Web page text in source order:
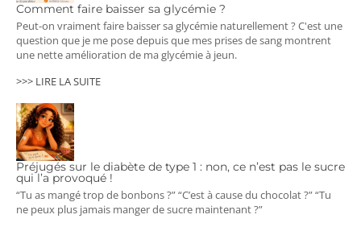
Comment faire baisser sa glycémie ?
Peut-on vraiment faire baisser sa glycémie naturellement ? C'est une
question que je me pose depuis que mes prises de sang montrent
une nette amélioration de ma glycémie à jeun.
>>> LIRE LA SUITE
Préjugés sur le diabète de type 1 : non, ce n’est pas le sucre
qui l’a provoqué !
“Tu as mangé trop de bonbons ?” “C’est à cause du chocolat ?” “Tu
ne peux plus jamais manger de sucre maintenant ?”